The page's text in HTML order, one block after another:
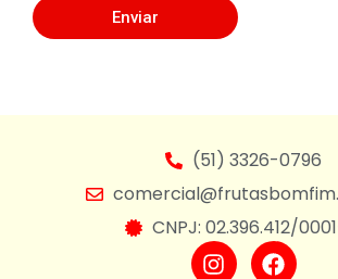
Enviar
(51) 3326-0796
CNPJ: 02.396.412/